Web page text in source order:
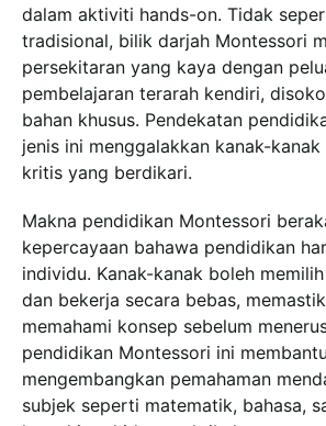
dalam aktiviti hands-on. Tidak
tradisional, bilik darjah Montessori
persekitaran yang kaya dengan
pembelajaran terarah kendiri,
bahan khusus. Pendekatan
jenis ini menggalakkan kanak-
kritis yang berdikari.
Makna pendidikan Montessori
kepercayaan bahawa pendidikan
individu. Kanak-kanak boleh
dan bekerja secara bebas,
memahami konsep sebelum
pendidikan Montessori ini
mengembangkan pemahaman
subjek seperti matematik, bahasa,